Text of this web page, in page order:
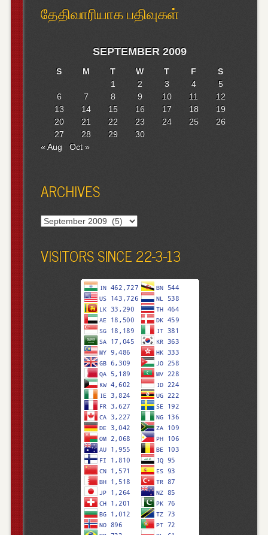
தேதிவாரியாக பதிவுகள்
SEPTEMBER 2009
S M T W T F
S
1
2 3 4
5
6
7 8 9 10 11
12
13
14 15 16 17 18
19
20
21 22 23 24 25
26
27
28 29
30
« Aug
Oct »
ARCHIVES
Archives
VISITORS SINCE 22-3-13